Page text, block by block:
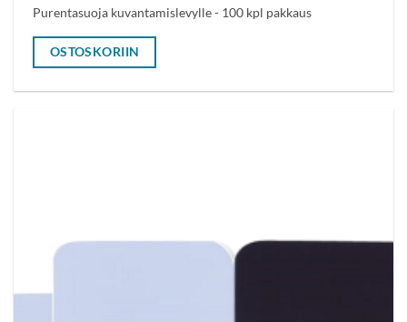
Purentasuoja kuvantamislevylle - 100 kpl pakkaus
OSTOSKORIIN